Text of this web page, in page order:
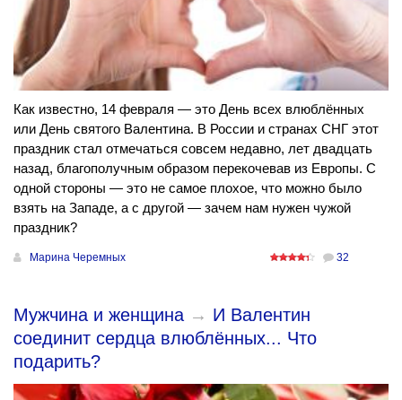
Как известно, 14 февраля — это День всех влюблённых
или День святого Валентина. В России и странах СНГ этот
праздник стал отмечаться совсем недавно, лет двадцать
назад, благополучным образом перекочевав из Европы. С
одной стороны — это не самое плохое, что можно было
взять на Западе, а с другой — зачем нам нужен чужой
праздник?
Марина Черемных 32
Мужчина и женщина → И Валентин
соединит сердца влюблённых... Что
подарить?